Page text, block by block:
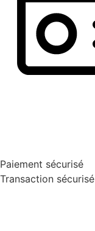
Paiement sécurisé
Transaction sécurisé